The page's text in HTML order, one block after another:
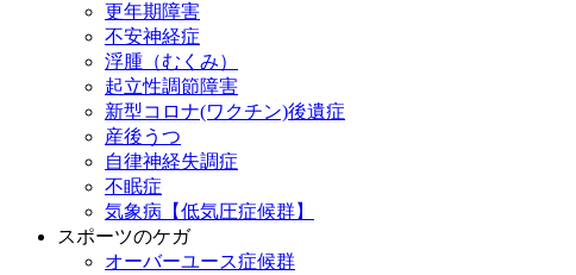
更年期障害
不安神経症
浮腫（むくみ）
起立性調節障害
新型コロナ(ワクチン)後遺症
産後うつ
自律神経失調症
不眠症
気象病【低気圧症候群】
スポーツのケガ
オーバーユース症候群